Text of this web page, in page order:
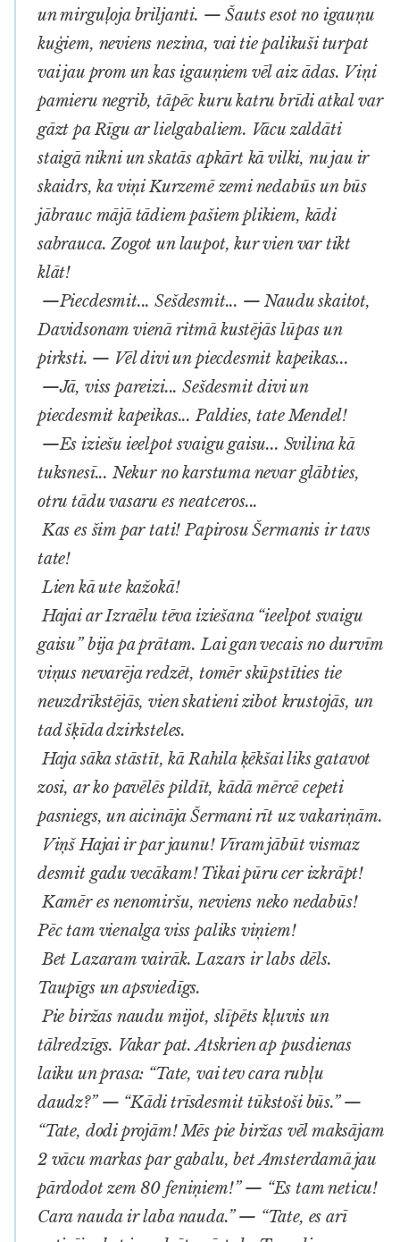
un mirguļoja briljanti. — Šauts esot no igauņu
kuģiem, neviens nezina, vai tie palikuši turpat
vai jau prom un kas igauņiem vēl aiz ādas. Viņi
pamieru negrib, tāpēc kuru katru brīdi atkal var
gāzt pa Rīgu ar lielgabaliem. Vācu zaldāti
staigā nikni un skatās apkārt kā vilki, nu jau ir
skaidrs, ka viņi Kurzemē zemi nedabūs un būs
jābrauc mājā tādiem pašiem plikiem, kādi
sabrauca. Zogot un laupot, kur vien var tikt
klāt!
—Piecdesmit... Sešdesmit... — Naudu skaitot,
Davidsonam vienā ritmā kustējās lūpas un
pirksti. — Vēl divi un piecdesmit kapeikas...
—Jā, viss pareizi... Sešdesmit divi un
piecdesmit kapeikas... Paldies, tate Mendel!
—Es iziešu ieelpot svaigu gaisu... Svilina kā
tuksnesī... Nekur no karstuma nevar glābties,
otru tādu vasaru es neatceros...
Kas es šim par tati! Papirosu Šermanis ir tavs
tate!
Lien kā ute kažokā!
Hajai ar Izraēlu tēva iziešana “ieelpot svaigu
gaisu” bija pa prātam. Lai gan vecais no durvīm
viņus nevarēja redzēt, tomēr skūpstīties tie
neuzdrīkstējās, vien skatieni zibot krustojās, un
tad šķīda dzirksteles.
Haja sāka stāstīt, kā Rahila ķēkšai liks gatavot
zosi, ar ko pavēlēs pildīt, kādā mērcē cepeti
pasniegs, un aicināja Šermani rīt uz vakariņām.
Viņš Hajai ir par jaunu! Vīram jābūt vismaz
desmit gadu vecākam! Tikai pūru cer izkrāpt!
Kamēr es nenomiršu, neviens neko nedabūs!
Pēc tam vienalga viss paliks viņiem!
Bet Lazaram vairāk. Lazars ir labs dēls.
Taupīgs un apsviedīgs.
Pie biržas naudu mijot, slīpēts kļuvis un
tālredzīgs. Vakar pat. Atskrien ap pusdienas
laiku un prasa: “Tate, vai tev cara rubļu
daudz?” — “Kādi trīsdesmit tūkstoši būs.” —
“Tate, dodi projām! Mēs pie biržas vēl maksājam
2 vācu markas par gabalu, bet Amsterdamā jau
pārdodot zem 80 feniņiem!” — “Es tam neticu!
Cara nauda ir laba nauda.” — “Tate, es arī